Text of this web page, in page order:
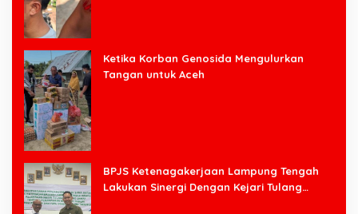
Ketika Korban Genosida Mengulurkan
Tangan untuk Aceh
BPJS Ketenagakerjaan Lampung Tengah
Lakukan Sinergi Dengan Kejari Tulang